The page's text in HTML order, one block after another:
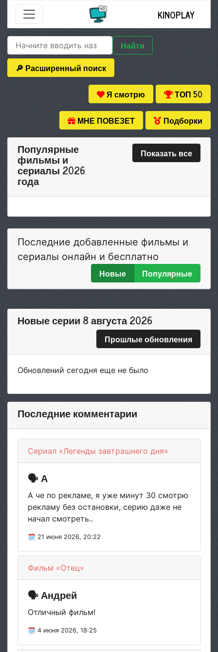
KINOPLAY
Найти
🔎 Расширенный поиск
Я смотрю ТОП 50
МНЕ ПОВЕЗЕТ Подборки
Популярные
фильмы и
сериалы 2026
года
Показать все
Последние добавленные фильмы и
сериалы онлайн и бесплатно
Новые Популярные
Новые серии 8 августа 2026
Прошлые обновления
Обновлений сегодня еще не было
Последние комментарии
Сериал «Легенды завтрашнего дня»
🗣 А
А че по рекламе, я уже минут 30 смотрю
рекламу без остановки, серию даже не
начал смотреть..
🗓 21 июня 2026, 20:22
Фильм «Отец»
🗣 Андрей
Отличный фильм!
🗓 4 июня 2026, 18:25